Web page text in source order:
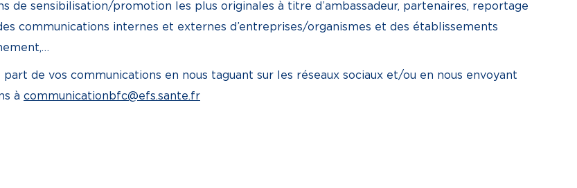
de sensibilisation/promotion les plus originales à titre d’ambassadeur, partenaires, reportage
communications internes et externes d’entreprises/organismes et des établissements
part de vos communications en nous taguant sur les réseaux sociaux et/ou en nous envoyant
à communicationbfc@efs.sante.fr